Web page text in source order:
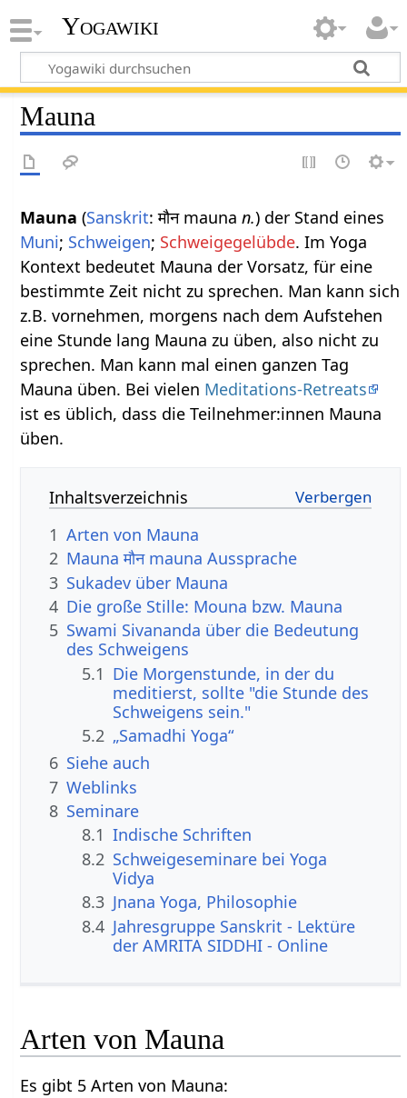
Yogawiki
Mauna
Mauna (Sanskrit: मौन maunan.) der Stand eines
Muni; Schweigen; Schweigegelübde. Im Yoga
Kontext bedeutet Mauna der Vorsatz, für eine
bestimmte Zeit nicht zu sprechen. Man kann sich
z.B. vornehmen, morgens nach dem Aufstehen
eine Stunde lang Mauna zu üben, also nicht zu
sprechen. Man kann mal einen ganzen Tag
Mauna üben. Bei vielen Meditations-Retreats
ist es üblich, dass die Teilnehmer:innen Mauna
üben.
Inhaltsverzeichnis
1 Arten von Mauna
2 Mauna मौन mauna Aussprache
3 Sukadev über Mauna
4 Die große Stille: Mouna bzw. Mauna
5 Swami Sivananda über die Bedeutung
des Schweigens
5.1 Die Morgenstunde, in der du
meditierst, sollte "die Stunde des
Schweigens sein."
5.2 „Samadhi Yoga“
6 Siehe auch
7 Weblinks
8 Seminare
8.1 Indische Schriften
8.2 Schweigeseminare bei Yoga
Vidya
8.3 Jnana Yoga, Philosophie
8.4 Jahresgruppe Sanskrit - Lektüre
der AMRITA SIDDHI - Online
Arten von Mauna
Es gibt 5 Arten von Mauna: